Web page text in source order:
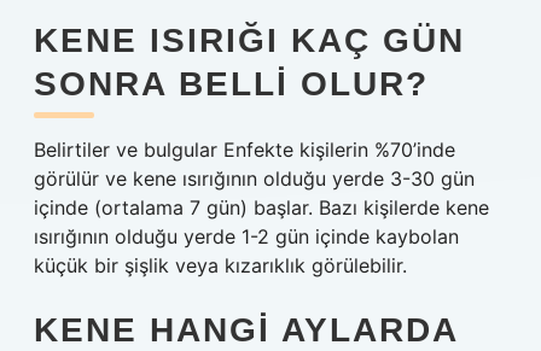
KENE ISIRIĞI KAÇ GÜN
SONRA BELLI OLUR?
Belirtiler ve bulgular Enfekte kişilerin %70’inde
görülür ve kene ısırığının olduğu yerde 3-30 gün
içinde (ortalama 7 gün) başlar. Bazı kişilerde kene
ısırığının olduğu yerde 1-2 gün içinde kaybolan
küçük bir şişlik veya kızarıklık görülebilir.
KENE HANGI AYLARDA